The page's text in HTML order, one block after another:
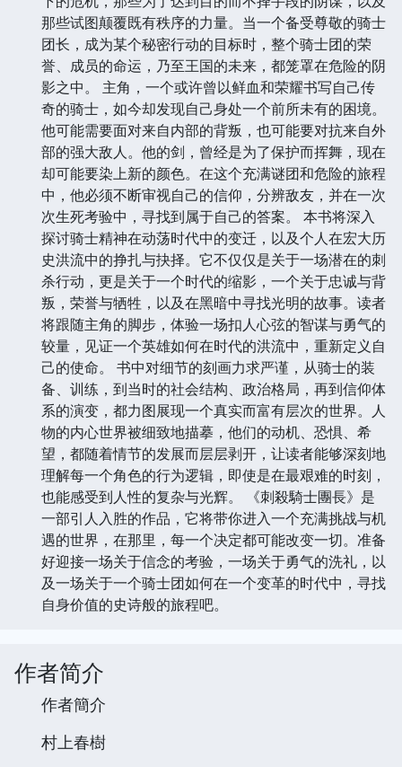
那些试图颠覆既有秩序的力量。当一个备受尊敬的骑士
团长，成为某个秘密行动的目标时，整个骑士团的荣
誉、成员的命运，乃至王国的未来，都笼罩在危险的阴
影之中。 主角，一个或许曾以鲜血和荣耀书写自己传
奇的骑士，如今却发现自己身处一个前所未有的困境。
他可能需要面对来自内部的背叛，也可能要对抗来自外
部的强大敌人。他的剑，曾经是为了保护而挥舞，现在
却可能要染上新的颜色。在这个充满谜团和危险的旅程
中，他必须不断审视自己的信仰，分辨敌友，并在一次
次生死考验中，寻找到属于自己的答案。 本书将深入
探讨骑士精神在动荡时代中的变迁，以及个人在宏大历
史洪流中的挣扎与抉择。它不仅仅是关于一场潜在的刺
杀行动，更是关于一个时代的缩影，一个关于忠诚与背
叛，荣誉与牺牲，以及在黑暗中寻找光明的故事。读者
将跟随主角的脚步，体验一场扣人心弦的智谋与勇气的
较量，见证一个英雄如何在时代的洪流中，重新定义自
己的使命。 书中对细节的刻画力求严谨，从骑士的装
备、训练，到当时的社会结构、政治格局，再到信仰体
系的演变，都力图展现一个真实而富有层次的世界。人
物的内心世界被细致地描摹，他们的动机、恐惧、希
望，都随着情节的发展而层层剥开，让读者能够深刻地
理解每一个角色的行为逻辑，即使是在最艰难的时刻，
也能感受到人性的复杂与光辉。 《刺殺騎士團長》是
一部引人入胜的作品，它将带你进入一个充满挑战与机
遇的世界，在那里，每一个决定都可能改变一切。准备
好迎接一场关于信念的考验，一场关于勇气的洗礼，以
及一场关于一个骑士团如何在一个变革的时代中，寻找
自身价值的史诗般的旅程吧。
作者简介
作者簡介
村上春樹